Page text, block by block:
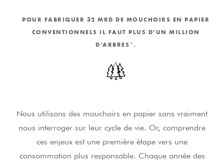
POUR FABRIQUER 32 MRD DE MOUCHOIRS EN PAPIER
CONVENTIONNELS IL FAUT PLUS D’UN MILLION
D’ARBRES*.
Nous utilisons des mouchoirs en papier sans vraiment
nous interroger sur leur cycle de vie. Or, comprendre
ces enjeux est une première étape vers une
consommation plus responsable. Chaque année des